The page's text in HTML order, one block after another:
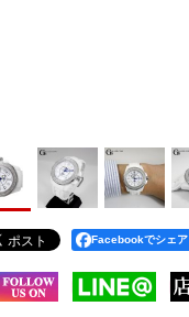
Facebookでシェア